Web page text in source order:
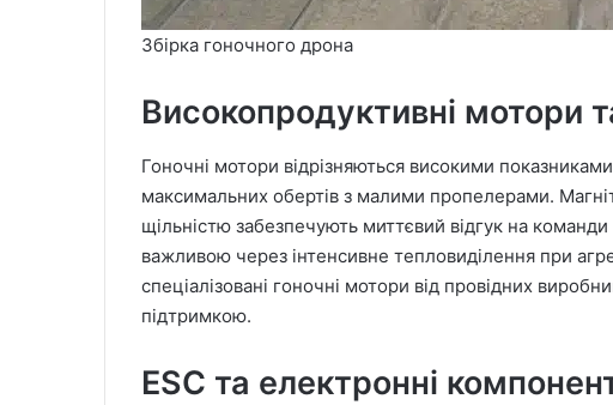
Збірка гоночного дрона
Високопродуктивні мотори
Гоночні мотори відрізняються високими
максимальних обертів з малими пропелерами.
щільністю забезпечують миттєвий відгук на
важливою через інтенсивне тепловиділення при
спеціалізовані гоночні мотори від провідних
підтримкою.
ESC та електронні